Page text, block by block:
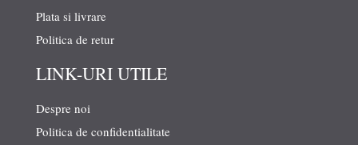
Plata si livrare
Politica de retur
LINK-URI UTILE
Despre noi
Politica de confidentialitate